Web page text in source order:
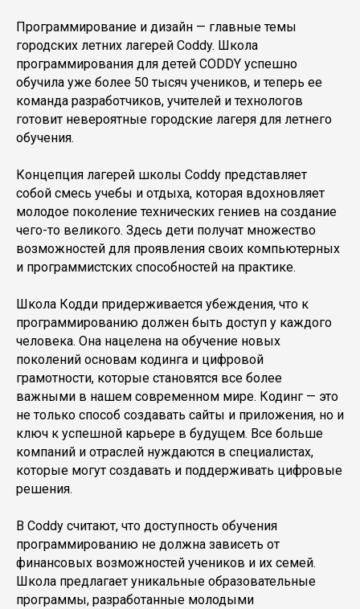
Программирование и дизайн — главные темы
городских летних лагерей Coddy. Школа
программирования для детей CODDY успешно
обучила уже более 50 тысяч учеников, и теперь ее
команда разработчиков, учителей и технологов
готовит невероятные городские лагеря для летнего
обучения.
Концепция лагерей школы Coddy представляет
собой смесь учебы и отдыха, которая вдохновляет
молодое поколение технических гениев на создание
чего-то великого. Здесь дети получат множество
возможностей для проявления своих компьютерных
и программистских способностей на практике.
Школа Кодди придерживается убеждения, что к
программированию должен быть доступ у каждого
человека. Она нацелена на обучение новых
поколений основам кодинга и цифровой
грамотности, которые становятся все более
важными в нашем современном мире. Кодинг — это
не только способ создавать сайты и приложения, но и
ключ к успешной карьере в будущем. Все больше
компаний и отраслей нуждаются в специалистах,
которые могут создавать и поддерживать цифровые
решения.
В Coddy считают, что доступность обучения
программированию не должна зависеть от
финансовых возможностей учеников и их семей.
Школа предлагает уникальные образовательные
программы, разработанные молодыми